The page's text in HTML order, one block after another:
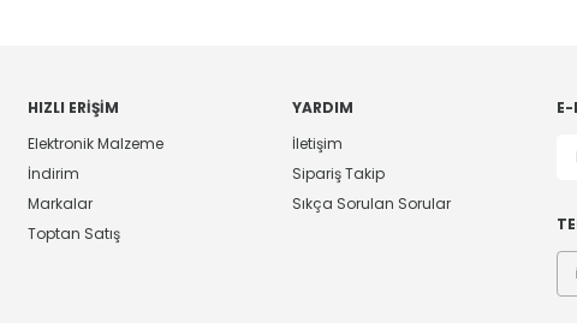
HIZLI ERIŞIM
Elektronik Malzeme
İndirim
Markalar
Toptan Satış
YARDIM
İletişim
Sipariş Takip
Sıkça Sorulan Sorular
E-